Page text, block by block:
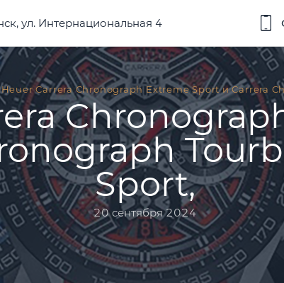
ул. Интернациональная 4
Heuer Carrera Chronograph Extreme Sport и Carrera
Sport,
20 сентября 2024